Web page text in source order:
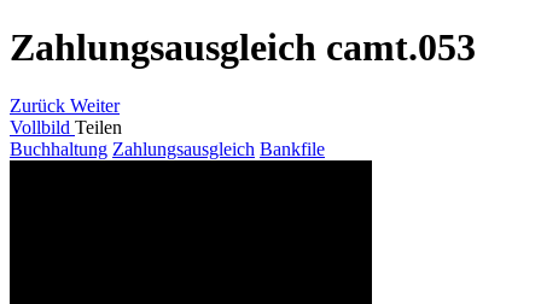
Zahlungsausgleich camt.053
Zurück Weiter
Vollbild Teilen
Buchhaltung Zahlungsausgleich Bankfile